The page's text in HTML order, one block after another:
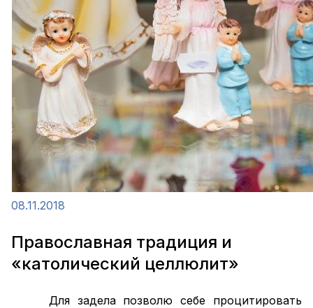
08.11.2018
Православная традиция и
«католический целлюлит»
Для задела позволю себе процитировать